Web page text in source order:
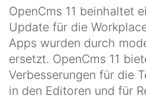
OpenCms 11 beinhaltet
Update für die
Apps wurden durch
ersetzt. OpenCms 11
Verbesserungen für die
in den Editoren und für